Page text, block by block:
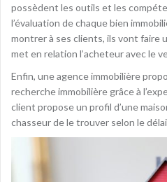
possèdent les outils et les
l’évaluation de chaque bien
montrer à ses clients, ils vont faire
met en relation l’acheteur avec le
Enfin, une agence immobilière
recherche immobilière grâce à
client propose un profil d’une
chasseur de le trouver selon le